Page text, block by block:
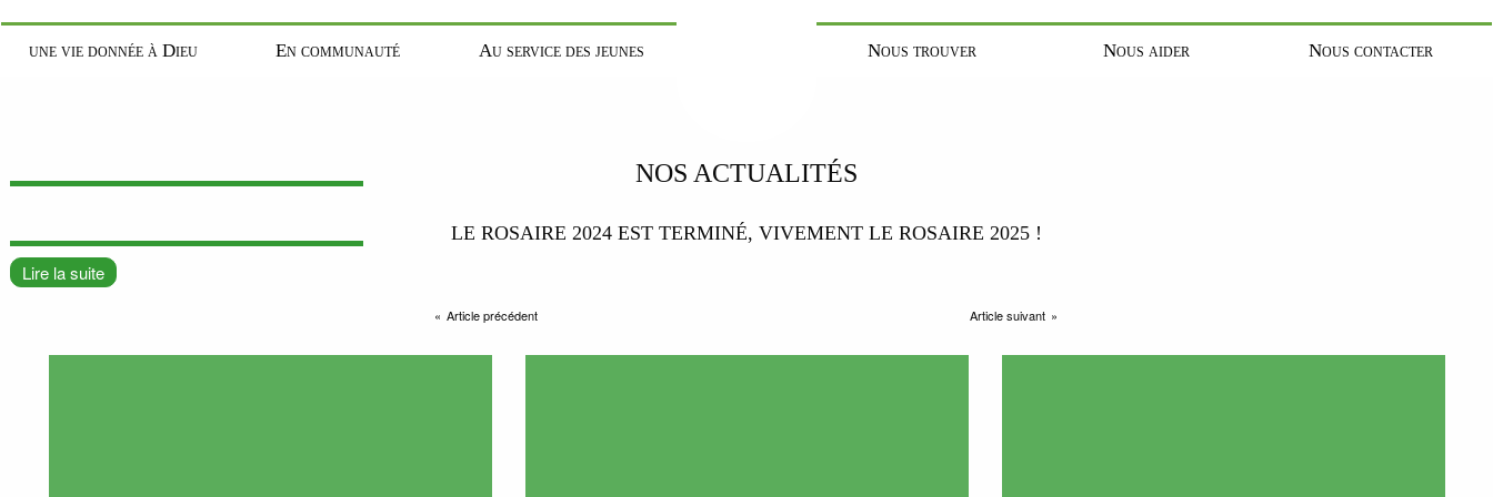
une vie donnée à Dieu En communauté Au service des jeunes Nous trouver Nous aider Nous contacter
NOS ACTUALITÉS
LE ROSAIRE 2024 EST TERMINÉ, VIVEMENT LE ROSAIRE 2025 !
Lire la suite
Article précédent Article suivant